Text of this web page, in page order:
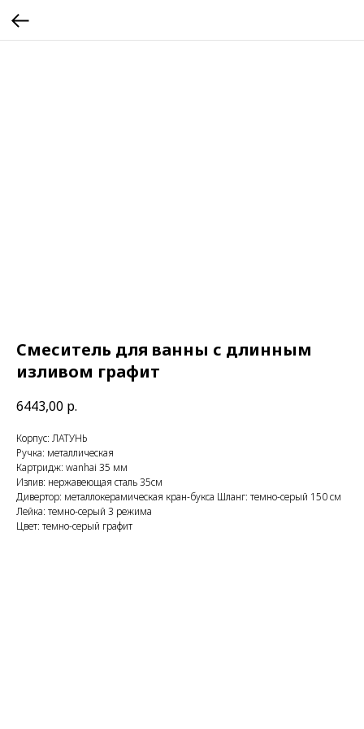
Смеситель для ванны с длинным
изливом графит
6443,00 р.
Корпус: ЛАТУНЬ
Ручка: металлическая
Картридж: wanhai 35 мм
Излив: нержавеющая сталь 35см
Дивертор: металлокерамическая кран-букса Шланг: темно-серый 150 см
Лейка: темно-серый 3 режима
Цвет: темно-серый графит